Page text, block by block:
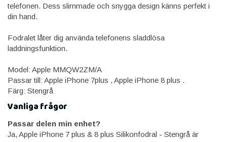
telefonen. Dess slimmade och snygga design känns perfekt i
din hand.
Fodralet låter dig använda telefonens sladdlösa
laddningsfunktion.
Model: Apple MMQW2ZM/A
Passar till: Apple iPhone 7plus , Apple iPhone 8 plus .
Färg: Stengrå
Vanliga frågor
Passar delen min enhet?
Ja, Apple iPhone 7 plus & 8 plus Silikonfodral - Stengrå är